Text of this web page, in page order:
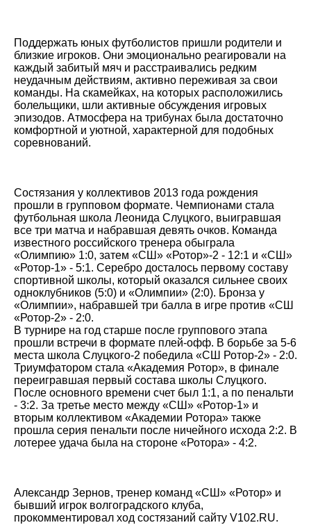
Поддержать юных футболистов пришли родители и
близкие игроков. Они эмоционально реагировали на
каждый забитый мяч и расстраивались редким
неудачным действиям, активно переживая за свои
команды. На скамейках, на которых расположились
болельщики, шли активные обсуждения игровых
эпизодов. Атмосфера на трибунах была достаточно
комфортной и уютной, характерной для подобных
соревнований.
Состязания у коллективов 2013 года рождения
прошли в групповом формате. Чемпионами стала
футбольная школа Леонида Слуцкого, выигравшая
все три матча и набравшая девять очков. Команда
известного российского тренера обыграла
«Олимпию» 1:0, затем «СШ» «Ротор»-2 - 12:1 и «СШ»
«Ротор-1» - 5:1. Серебро досталось первому составу
спортивной школы, который оказался сильнее своих
одноклубников (5:0) и «Олимпии» (2:0). Бронза у
«Олимпии», набравшей три балла в игре против «СШ
«Ротор-2» - 2:0.
В турнире на год старше после группового этапа
прошли встречи в формате плей-офф. В борьбе за 5-6
места школа Слуцкого-2 победила «СШ Ротор-2» - 2:0.
Триумфатором стала «Академия Ротор», в финале
переигравшая первый состава школы Слуцкого.
После основного времени счет был 1:1, а по пенальти
- 3:2. За третье место между «СШ» «Ротор-1» и
вторым коллективом «Академии Ротора» также
прошла серия пенальти после ничейного исхода 2:2. В
лотерее удача была на стороне «Ротора» - 4:2.
Александр Зернов, тренер команд «СШ» «Ротор» и
бывший игрок волгоградского клуба,
прокомментировал ход состязаний сайту V102.RU.